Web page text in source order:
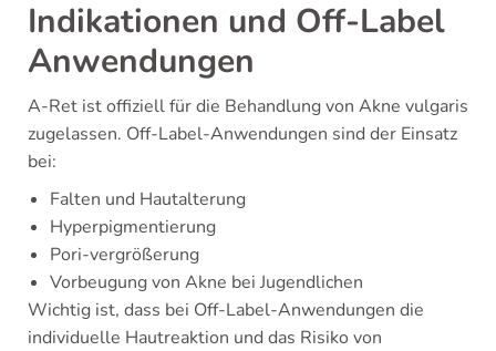
Indikationen und Off-Label
Anwendungen
A-Ret ist offiziell für die Behandlung von Akne vulgaris
zugelassen. Off-Label-Anwendungen sind der Einsatz
bei:
Falten und Hautalterung
Hyperpigmentierung
Pori-vergrößerung
Vorbeugung von Akne bei Jugendlichen
Wichtig ist, dass bei Off-Label-Anwendungen die
individuelle Hautreaktion und das Risiko von